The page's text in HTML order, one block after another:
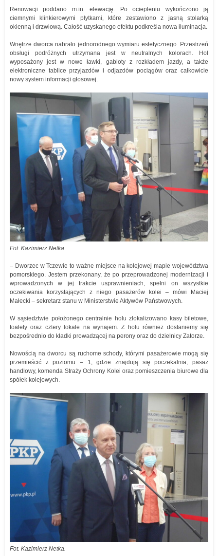
Renowacji poddano m.in. elewację. Po ociepleniu wykończono ją
ciemnymi klinkierowymi płytkami, które zestawiono z jasną stolarką
okienną i drzwiową. Całość uzyskanego efektu podkreśla nowa iluminacja.
Wnętrze dworca nabrało jednorodnego wymiaru estetycznego. Przestrzeń
obsługi podróżnych utrzymana jest w neutralnych kolorach. Hol
wyposażony jest w nowe ławki, gabloty z rozkładem jazdy, a także
elektroniczne tablice przyjazdów i odjazdów pociągów oraz całkowicie
nowy system informacji głosowej.
Fot. Kazimierz Netka.
– Dworzec w Tczewie to ważne miejsce na kolejowej mapie województwa
pomorskiego. Jestem przekonany, że po przeprowadzonej modernizacji i
wprowadzonych w jej trakcie usprawnieniach, spełni on wszystkie
oczekiwania korzystających z niego pasażerów kolei – mówi Maciej
Małecki – sekretarz stanu w Ministerstwie Aktywów Państwowych.
W sąsiedztwie położonego centralnie holu zlokalizowano kasy biletowe,
toalety oraz cztery lokale na wynajem. Z holu również dostaniemy się
bezpośrednio do kładki prowadzącej na perony oraz do dzielnicy Zatorze.
Nowością na dworcu są ruchome schody, którymi pasażerowie mogą się
przemieścić z poziomu – 1, gdzie znajdują się poczekalnia, pasaż
handlowy, komenda Straży Ochrony Kolei oraz pomieszczenia biurowe dla
spółek kolejowych.
Fot. Kazimierz Netka.